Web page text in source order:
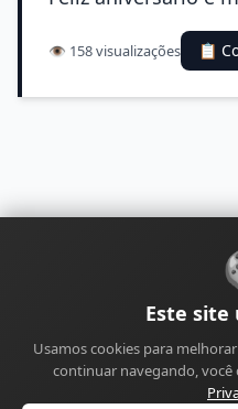
👁️ 158 visualizações 📋
Contato
Política de Correções
Perfil do Autor
Este site
Usamos cookies para
continuar navegando, você